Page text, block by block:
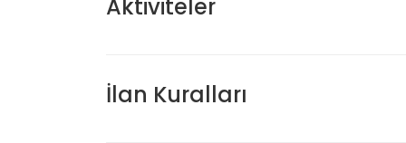
Aktiviteler
İlan Kuralları